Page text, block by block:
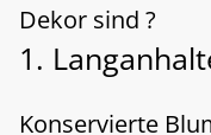
Dekor sind ?
1.
Konservierte